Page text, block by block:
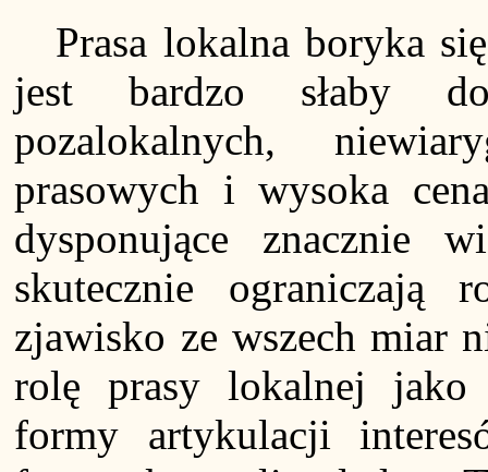
Prasa lokalna boryka
jest bardzo słaby
pozalokalnych,
prasowych i wysoka
dysponujące znacznie
skutecznie ograniczają
zjawisko ze wszech miar
rolę prasy lokalnej jako
formy artykulacji